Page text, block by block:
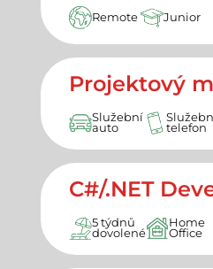
Remote Junior
Projektový
Služební
auto
telefon
C#/.NET
5 týdnů
dovolené
Home
Office